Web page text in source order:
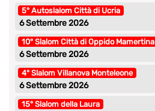
5° Autoslalom Città di Ucria
6 Settembre 2026
10° Slalom Città di Oppido Mamertina
6 Settembre 2026
4° Slalom Villanova Monteleone
6 Settembre 2026
15° Slalom della Laura